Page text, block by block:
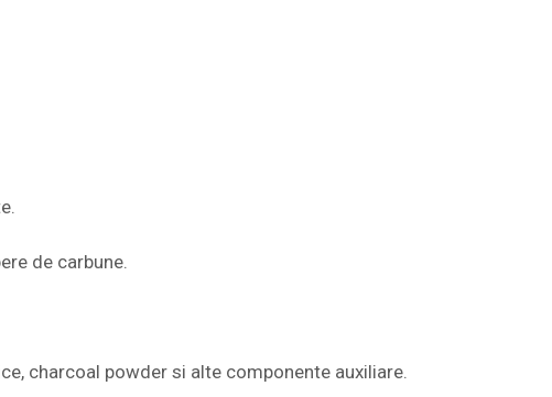
de carbune.
charcoal powder si alte componente auxiliare.